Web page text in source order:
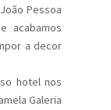
Pessoa
acabamos
a decor
hotel nos
Galeria